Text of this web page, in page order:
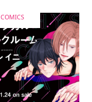
COMICS